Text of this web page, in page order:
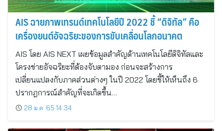
AIS ฉายภาพเทรนด์เทคโนโลยีปี 2022 ชี้ “ดิจิทัล” คือ
เครื่องยนต์อัจฉริยะของการขับเคลื่อนโลกอนาคต
AIS โดย AIS NEXT เผยข้อมูลสำคัญด้านเทคโนโลยีดิจิทัลและ
โครงข่ายอัจฉริยะที่ต้องจับตามอง ก่อนจะสร้างการ
เปลี่ยนแปลงกับภาคส่วนต่างๆ ในปี 2022 โดยชี้ให้เห็นถึง 6
ปรากฎการณ์สำคัญที่จะเกิดขึ้น…
28 ม.ค. 65 14:34